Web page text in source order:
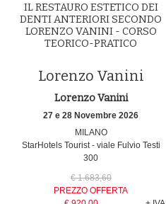
IL RESTAURO ESTETICO DEI
DENTI ANTERIORI SECONDO
LORENZO VANINI - CORSO
TEORICO-PRATICO
Lorenzo Vanini
Lorenzo Vanini
27 e 28 Novembre 2026
MILANO
StarHotels Tourist - viale Fulvio Testi
300
€ 1.683,60
PREZZO OFFERTA